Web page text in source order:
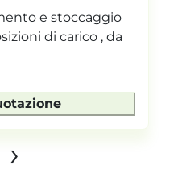
e stoccaggio
di carico , da
›